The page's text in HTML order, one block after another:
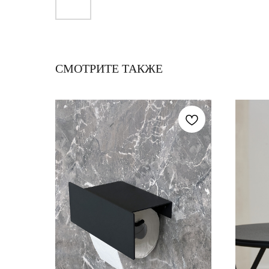
СМОТРИТЕ ТАКЖЕ